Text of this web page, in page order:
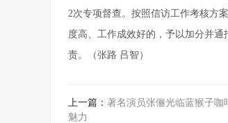
2次专项督查。按照信访工作考核方
度高、工作成效好的，予以加分并
责。（张路 吕智）
上一篇： 著名演员张俪光临蓝猴子咖
魅力